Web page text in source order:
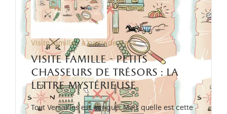
Visite famille - à partir de 3 ans
visite famille - petits
chasseurs de trésors : la
lettre mystérieuse
Tout Versailles est intrigué. Mais quelle est cette